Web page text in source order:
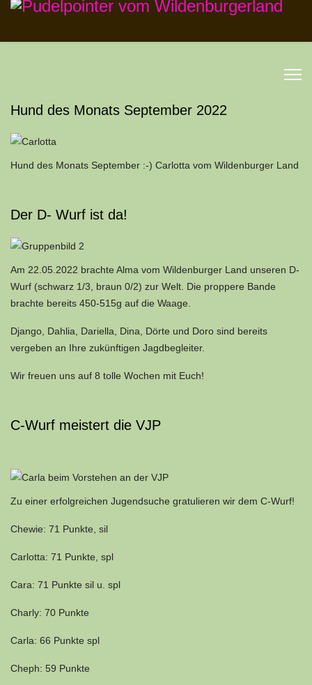
Hund des Monats September 2022
Hund des Monats September :-) Carlotta vom Wildenburger Land
Der D- Wurf ist da!
Am 22.05.2022 brachte Alma vom Wildenburger Land unseren D-
Wurf (schwarz 1/3, braun 0/2) zur Welt. Die proppere Bande
brachte bereits 450-515g auf die Waage.
Django, Dahlia, Dariella, Dina, Dörte und Doro sind bereits
vergeben an Ihre zukünftigen Jagdbegleiter.
Wir freuen uns auf 8 tolle Wochen mit Euch!
C-Wurf meistert die VJP
Zu einer erfolgreichen Jugendsuche gratulieren wir dem C-Wurf!
Chewie: 71 Punkte, sil
Carlotta: 71 Punkte, spl
Cara: 71 Punkte sil u. spl
Charly: 70 Punkte
Carla: 66 Punkte spl
Cheph: 59 Punkte